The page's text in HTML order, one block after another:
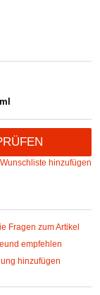
hinzufügen
Fragen zum Artikel
empfehlen
hinzufügen